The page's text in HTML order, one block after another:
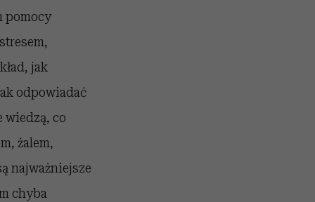
pomocy
jak
odpowiadać
wiedzą, co
żalem,
najważniejsze
chyba